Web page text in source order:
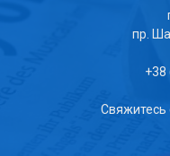
пр.
+38
Свяжитесь